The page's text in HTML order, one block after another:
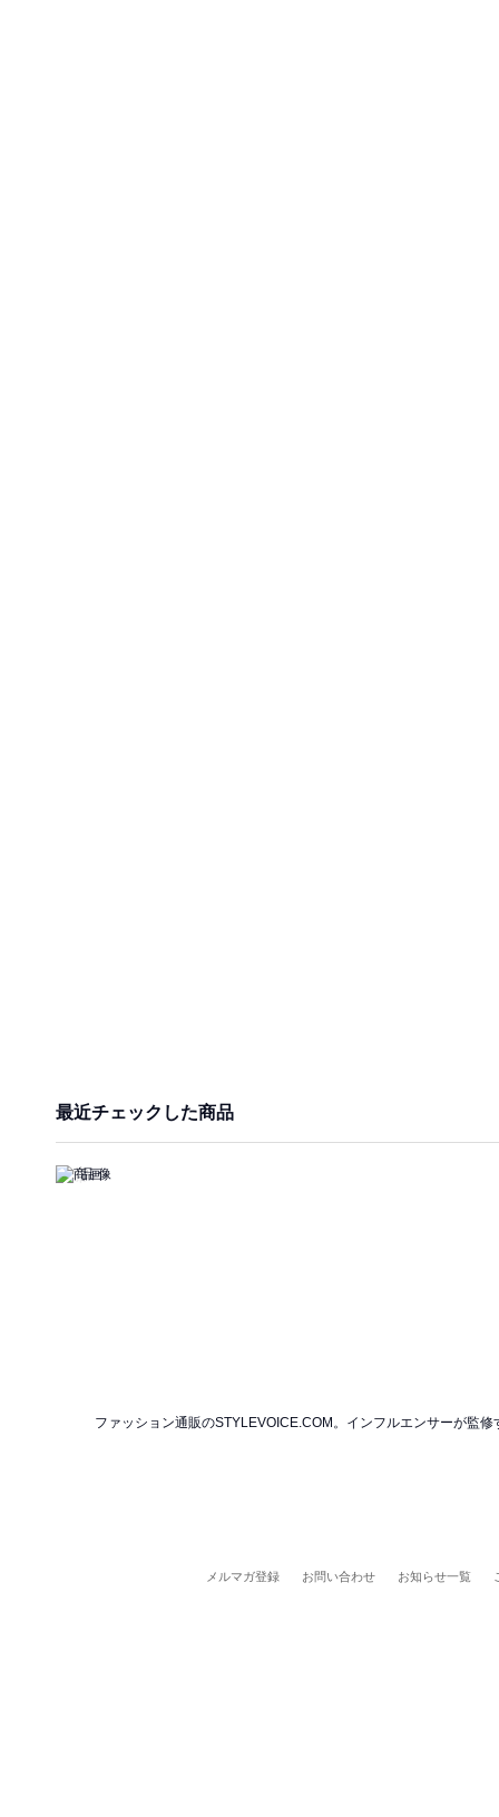
最近チェックした商品
ファッション通販のSTYLEVOICE.COM。インフルエンサーが監
メルマガ登録 お問い合わせ お知らせ一覧